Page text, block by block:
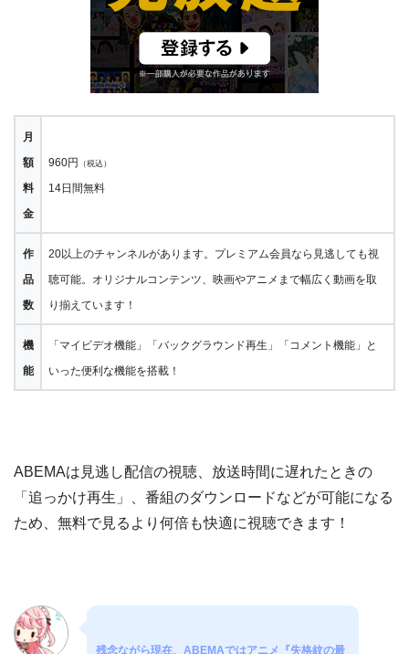
月
額
料
金
960円 （税込）
14日間無料
作
品
数
20以上のチャンネルがあります。プレミアム会員なら見逃しても視
聴可能。オリジナルコンテンツ、映画やアニメまで幅広く動画を取
り揃えています！
機
能
「マイビデオ機能」「バックグラウンド再生」「コメント機能」と
いった便利な機能を搭載！
ABEMAは見逃し配信の視聴、放送時間に遅れたときの
「追っかけ再生」、番組のダウンロードなどが可能になる
ため、無料で見るより何倍も快適に視聴できます！
残念ながら現在、ABEMAではアニメ『失格紋の最